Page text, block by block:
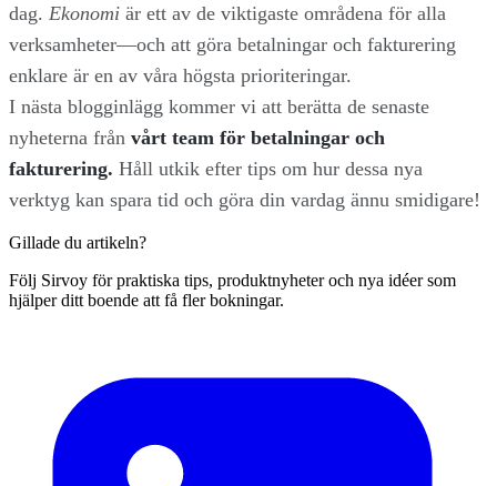
dag. Ekonomi är ett av de viktigaste områdena för alla
verksamheter—och att göra betalningar och fakturering
enklare är en av våra högsta prioriteringar.
I nästa blogginlägg kommer vi att berätta de senaste
nyheterna från vårt team för betalningar och
fakturering. Håll utkik efter tips om hur dessa nya
verktyg kan spara tid och göra din vardag ännu smidigare!
Gillade du artikeln?
Följ Sirvoy för praktiska tips, produktnyheter och nya idéer som
hjälper ditt boende att få fler bokningar.